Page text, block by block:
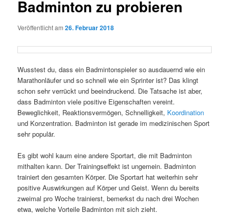
Badminton zu probieren
Veröffentlicht am26. Februar 2018
Wusstest du, dass ein Badmintonspieler so ausdauernd wie ein
Marathonläufer und so schnell wie ein Sprinter ist? Das klingt
schon sehr verrückt und beeindruckend. Die Tatsache ist aber,
dass Badminton viele positive Eigenschaften vereint.
Beweglichkeit, Reaktionsvermögen, Schnelligkeit, Koordination
und Konzentration. Badminton ist gerade im medizinischen Sport
sehr populär.
Es gibt wohl kaum eine andere Sportart, die mit Badminton
mithalten kann. Der Trainingseffekt ist ungemein. Badminton
trainiert den gesamten Körper. Die Sportart hat weiterhin sehr
positive Auswirkungen auf Körper und Geist. Wenn du bereits
zweimal pro Woche trainierst, bemerkst du nach drei Wochen
etwa, welche Vorteile Badminton mit sich zieht.